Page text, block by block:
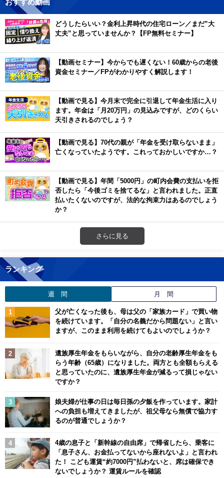
おすすめ動画
どうしたらいい？金利上昇時代の住宅ローン／まだ”大
丈夫”と思っていませんか？【FP無料セミナー】
【動画セミナー】今からでも遅くない！60歳からの老後
資金セミナー／FPがわかりやすく解説します！
【動画で見る】今月末で完全に引退して年金生活に入り
ます。年金は「月20万円」の見込みですが、どのくらい
天引きされるのでしょう？
【動画で見る】70代の親が「年金を受け取らないまま」
亡くなっていたようです。これっておかしいですか…？
【動画で見る】年間「5000円」の町内会費の支払いを拒
否したら「今後ゴミを捨てるな」と言われました。正直
払いたくないのですが、法的な拘束力はあるのでしょう
か？
さらに見る
ランキング
週 間 月 間
父が亡くなった後も、母は父の「家族カード」で買い物
を続けています。「自分の名義だから問題ない」と言い
ますが、このまま利用を続けてもよいのでしょうか？
遺族厚生年金をもらいながら、自分の老齢厚生年金をも
らう年齢（65歳）になりました。両方とも全額もらえる
と思っていたのに、遺族厚生年金が減るって損じゃない
ですか？
娘夫婦が仕事の日は毎日孫の夕飯を作っています。家計
への負担も増えてきましたが、祖父母なら無償で協力す
るのが普通でしょうか？
4歳の息子と「新幹線の自由席」で帰省したら、乗客に
「息子さん、お金払ってないから座れないよ」と言われ
た！ こども運賃“約7000円”払わないと、席は確保でき
ないでしょうか？ 運賃ルールを確認